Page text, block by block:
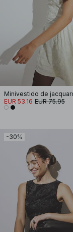
EUR 53.16 EUR 75.95
-30%